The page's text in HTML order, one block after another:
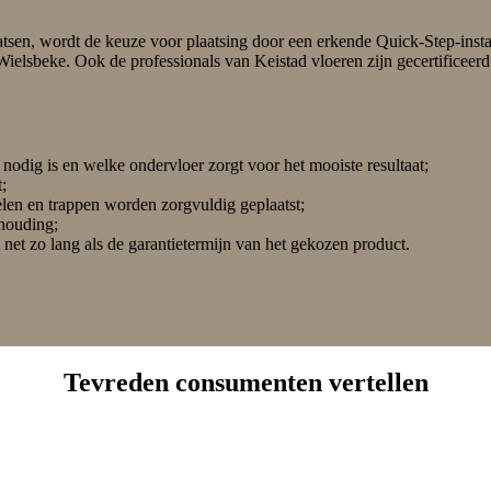
wordt de keuze voor plaatsing door een erkende Quick-Step-
Ook de professionals van Keistad vloeren zijn
is en welke ondervloer zorgt voor het mooiste resultaat;
en trappen worden zorgvuldig geplaatst;
zo lang als de garantietermijn van het gekozen product.
Tevreden consumenten vertellen